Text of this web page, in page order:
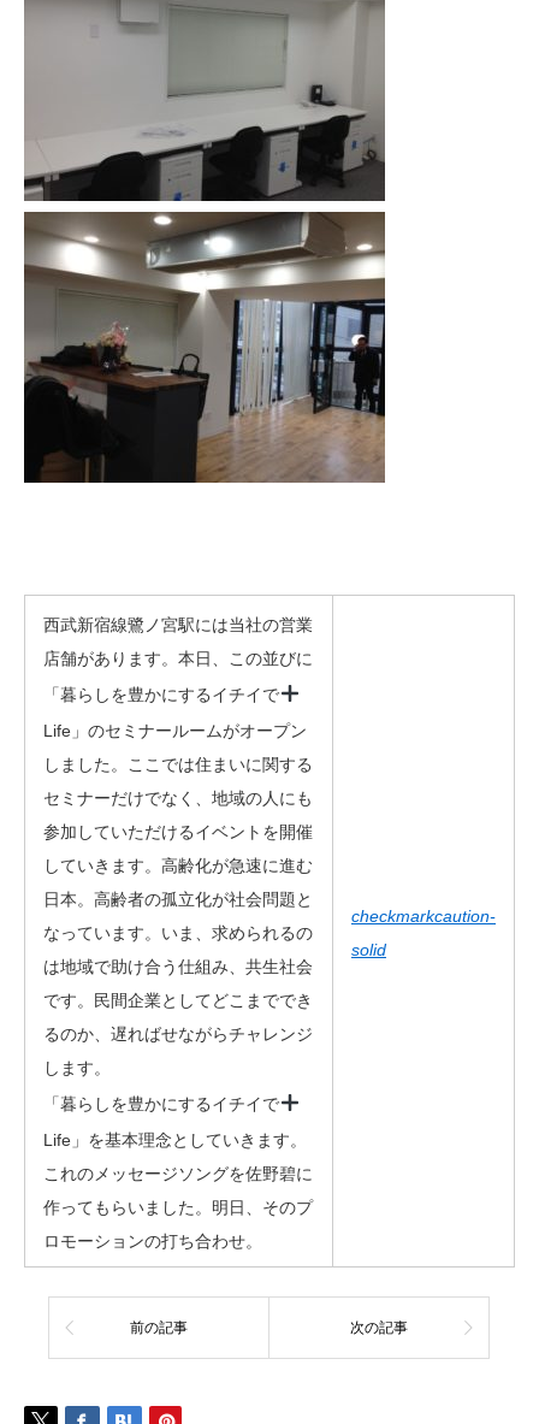
西武新宿線鷺ノ宮駅には当社の営業
店舗があります。本日、この並びに
「暮らしを豊かにするイチイで
Life」のセミナールームがオープン
しました。ここでは住まいに関する
セミナーだけでなく、地域の人にも
参加していただけるイベントを開催
していきます。高齢化が急速に進む
日本。高齢者の孤立化が社会問題と
なっています。いま、求められるの
は地域で助け合う仕組み、共生社会
です。民間企業としてどこまででき
るのか、遅ればせながらチャレンジ
します。
「暮らしを豊かにするイチイで
Life」を基本理念としていきます。
これのメッセージソングを佐野碧に
作ってもらいました。明日、そのプ
ロモーションの打ち合わせ。
checkmarkcaution-
solid
前の記事 次の記事